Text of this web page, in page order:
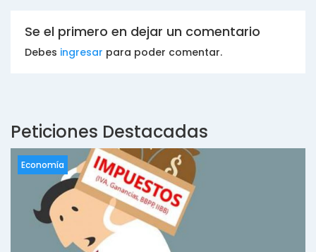
Se el primero en dejar un comentario
Debes ingresar para poder comentar.
Peticiones Destacadas
Economía